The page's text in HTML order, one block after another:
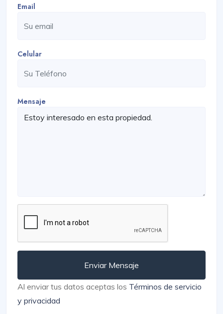
Email
Celular
Mensaje
Enviar Mensaje
Al enviar tus datos aceptas los Términos de servicio
y privacidad